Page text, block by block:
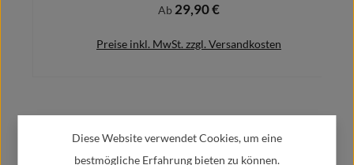
Regulärer Preis:
Ab 29,90 €
Preise inkl. MwSt. zzgl. Versandkosten
Herstellerinformationen:
Diese Website verwendet Cookies, um eine
bestmögliche Erfahrung bieten zu können.